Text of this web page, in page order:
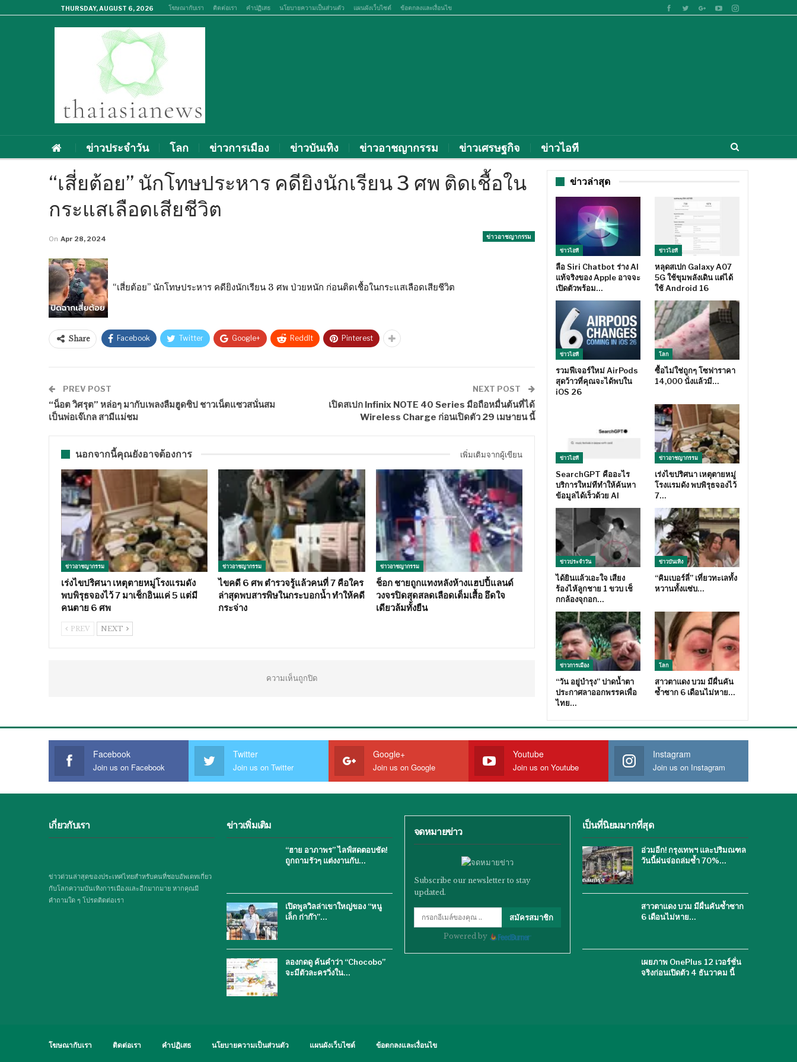
THURSDAY, AUGUST 6, 2026 โฆษณากับเรา ติดต่อเรา คำปฏิเสธ นโยบายความเป็นส่วนตัว แผนผังเว็บไซต์ ข้อตกลงและเงื่อนไข
ข่าวประจำวัน โลก ข่าวการเมือง ข่าวบันเทิง ข่าวอาชญากรรม ข่าวเศรษฐกิจ ข่าวไอที
“เสี่ยต้อย” นักโทษประหาร คดียิงนักเรียน 3 ศพ ติดเชื้อใน
กระแสเลือดเสียชีวิต
ข่าวอาชญากรรม
On Apr 28, 2024
“เสี่ยต้อย” นักโทษประหาร คดียิงนักเรียน 3 ศพ ป่วยหนัก ก่อนติดเชื้อในกระแสเลือดเสียชีวิต
Share Facebook Twitter Google+ ReddIt Pinterest
PREV POST
“น็อต วิศรุต” หล่อๆ มากับเพลงลืมฮูดซิป ชาวเน็ตแซวสนั่นสม
เป็นพ่อเจ๊เกล สามีแม่ชม
NEXT POST
เปิดสเปก Infinix NOTE 40 Series มือถือหมื่นต้นที่ได้
Wireless Charge ก่อนเปิดตัว 29 เมษายน นี้
นอกจากนี้คุณยังอาจต้องการ เพิ่มเติมจากผู้เขียน
ข่าวอาชญากรรม
เร่งไขปริศนา เหตุตายหมู่โรงแรมดัง
พบพิรุธจองไว้ 7 มาเช็กอินแค่ 5 แต่มี
คนตาย 6 ศพ
ข่าวอาชญากรรม
ไขคดี 6 ศพ ตำรวจรู้แล้วคนที่ 7 คือใคร
ล่าสุดพบสารพิษในกระบอกน้ำ ทำให้คดี
กระจ่าง
ข่าวอาชญากรรม
ช็อก ชายถูกแทงหลังห้างแฮปปี้แลนด์
วงจรปิดสุดสลดเลือดเต็มเสื้อ อึดใจ
เดียวล้มทั้งยืน
PREV NEXT
ความเห็นถูกปิด
ข่าวล่าสุด
ข่าวไอที
ลือ Siri Chatbot ร่าง AI
แท้จริงของ Apple อาจจะ
เปิดตัวพร้อม…
ข่าวไอที
หลุดสเปก Galaxy A07
5G ใช้ขุมพลังเดิน แต่ได้
ใช้ Android 16
ข่าวไอที
รวมฟีเจอร์ใหม่ AirPods
สุดว้าวที่คุณจะได้พบใน
iOS 26
โลก
ซื้อไม่ใช่ถูกๆ โซฟาราคา
14,000 นั่งแล้วมี…
ข่าวไอที
SearchGPT คืออะไร
บริการใหม่ทีทำให้ค้นหา
ข้อมูลได้เร็วด้วย AI
ข่าวอาชญากรรม
เร่งไขปริศนา เหตุตายหมู่
โรงแรมดัง พบพิรุธจองไว้
7…
ข่าวประจำวัน
ได้ยินแล้วเอะใจ เสียง
ร้องไห้ลูกชาย 1 ขวบ เช็
กกล้องจุกอก…
ข่าวบันเทิง
“คิมเบอร์ลี่” เที่ยวทะเลทั้ง
หวานทั้งแซ่บ…
ข่าวการเมือง
“วัน อยู่บำรุง” ปาดน้ำตา
ประกาศลาออกพรรคเพื่อ
ไทย…
โลก
สาวตาแดง บวม มีผื่นคัน
ซ้ำซาก 6 เดือนไม่หาย…
Facebook
Join us on Facebook
Twitter
Join us on Twitter
Google+
Join us on Google
Youtube
Join us on Youtube
Instagram
Join us on Instagram
เกี่ยวกับเรา
ข่าวด่วนล่าสุดของประเทศไทยสำหรับคนที่ชอบอัพเดทเกี่ยว
กับโลกความบันเทิงการเมืองและอีกมากมาย หากคุณมี
คำถามใด ๆ โปรดติดต่อเรา
ข่าวเพิ่มเติม
“ฮาย อาภาพร” ไลฟ์สดตอบชัด!
ถูกถามรัวๆ แต่งงานกับ…
เปิดพูลวิลล่าเขาใหญ่ของ “หนู
เล็ก ก่าก๊า”…
ลองกดดู ค้นคำว่า “Chocobo”
จะมีตัวละครวิ่งใน…
จดหมายข่าว
Subscribe our newsletter to stay
updated.
สมัครสมาชิก
Powered by
เป็นที่นิยมมากที่สุด
อ่วมอีก! กรุงเทพฯ และปริมณฑล
วันนี้ฝนจ่อถล่มซ้ำ 70%…
สาวตาแดง บวม มีผื่นคันซ้ำซาก
6 เดือนไม่หาย…
เผยภาพ OnePlus 12 เวอร์ชั่น
จริงก่อนเปิดตัว 4 ธันวาคม นี้
โฆษณากับเรา ติดต่อเรา คำปฏิเสธ นโยบายความเป็นส่วนตัว แผนผังเว็บไซต์ ข้อตกลงและเงื่อนไข